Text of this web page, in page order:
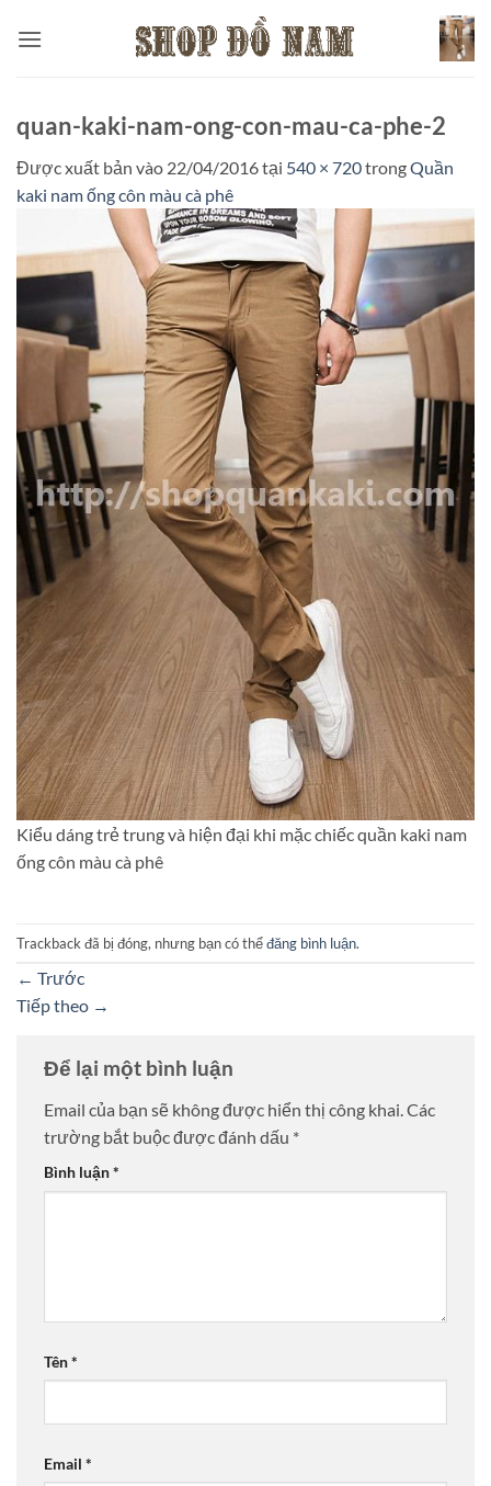
qua
quan-kaki-nam-ong-con-mau-ca-phe-2
Được xuất bản vào 22/04/2016tại 540 × 720trongQuần
kaki nam ống côn màu cà phê
Kiểu dáng trẻ trung và hiện đại khi mặc chiếc quần kaki nam
ống côn màu cà phê
Trackback đã bị đóng, nhưng bạn có thểđăng bình luận.
← Trước
Tiếp theo →
Để lại một bình luận
Email của bạn sẽ không được hiển thị công khai.Các
trường bắt buộc được đánh dấu *
Bình luận*
Tên*
Email *